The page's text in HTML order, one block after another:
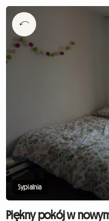
Sypialnia
Piękny pokój w